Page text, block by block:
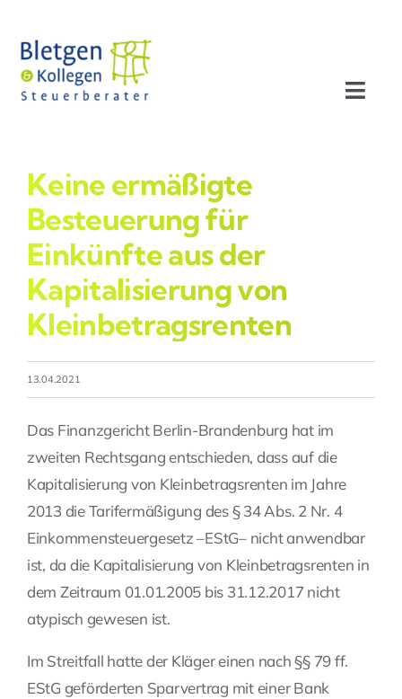
Inhalt
springen
Profil
Leistungen
Team
Stellenangebote
Fragen Sie Ihre Kanzlei
Kontakt
Keine ermäßigte
Besteuerung für
Einkünfte aus der
Kapitalisierung von
Kleinbetragsrenten
13.04.2021
Das Finanzgericht Berlin-Brandenburg hat im
zweiten Rechtsgang entschieden, dass auf die
Kapitalisierung von Kleinbetragsrenten im Jahre
2013 die Tarifermäßigung des § 34 Abs. 2 Nr. 4
Einkommensteuergesetz –EStG– nicht anwendbar
ist, da die Kapitalisierung von Kleinbetragsrenten in
dem Zeitraum 01.01.2005 bis 31.12.2017 nicht
atypisch gewesen ist.
Im Streitfall hatte der Kläger einen nach §§ 79 ff.
EStG geförderten Sparvertrag mit einer Bank